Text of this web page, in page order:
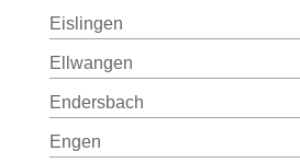
Eislingen
Ellwangen
Endersbach
Engen